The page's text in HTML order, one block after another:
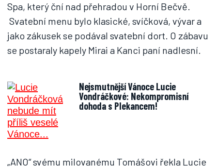
Spa, který ční nad přehradou v Horní Bečvě.
Svatební menu bylo klasické, svíčková, vývar a
jako zákusek se podával svatební dort. O zábavu
se postaraly kapely Mirai a Kanci paní nadlesní.
Nejsmutnější Vánoce Lucie
Vondráčkové: Nekompromisní
dohoda s Plekancem!
„ANO“ svému milovanému Tomášovi řekla Lucie